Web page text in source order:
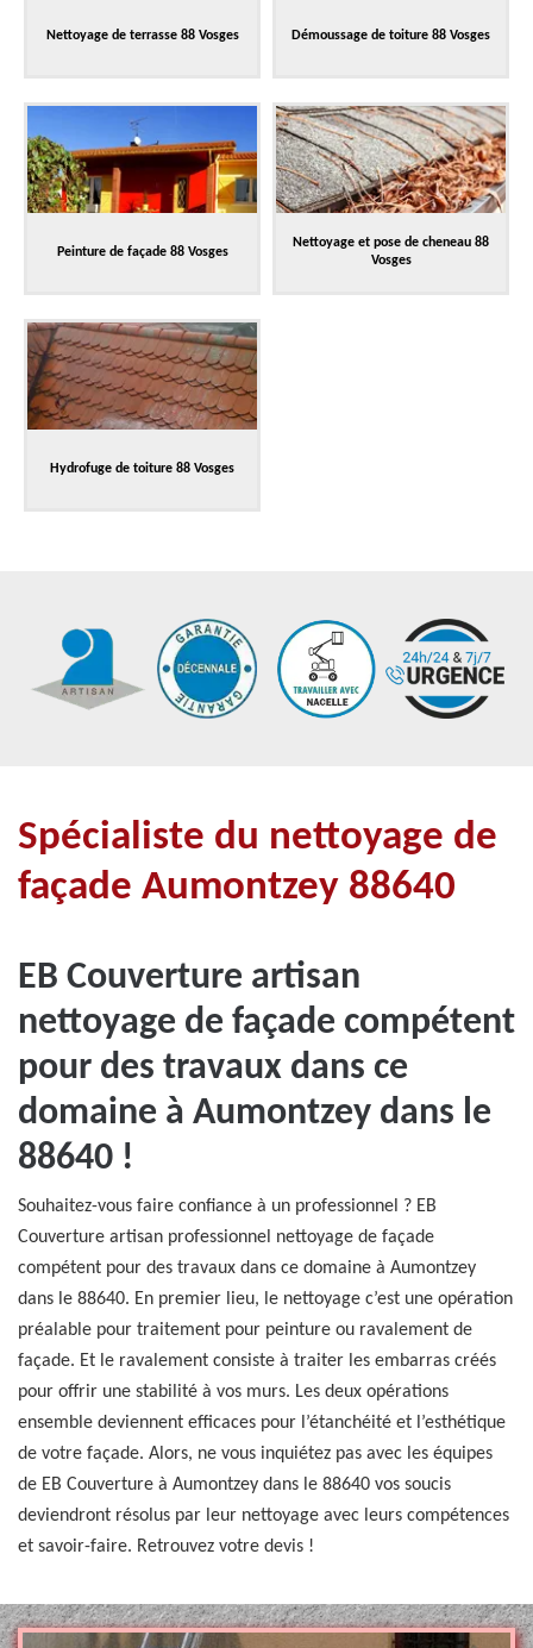
Nettoyage de terrasse 88 Vosges Démoussage de toiture 88 Vosges
Peinture de façade 88 Vosges
Nettoyage et pose de cheneau 88
Vosges
Hydrofuge de toiture 88 Vosges
Spécialiste du nettoyage de
façade Aumontzey 88640
EB Couverture artisan
nettoyage de façade compétent
pour des travaux dans ce
domaine à Aumontzey dans le
88640 !
Souhaitez-vous faire confiance à un professionnel ? EB
Couverture artisan professionnel nettoyage de façade
compétent pour des travaux dans ce domaine à Aumontzey
dans le 88640. En premier lieu, le nettoyage c’est une opération
préalable pour traitement pour peinture ou ravalement de
façade. Et le ravalement consiste à traiter les embarras créés
pour offrir une stabilité à vos murs. Les deux opérations
ensemble deviennent efficaces pour l’étanchéité et l’esthétique
de votre façade. Alors, ne vous inquiétez pas avec les équipes
de EB Couverture à Aumontzey dans le 88640 vos soucis
deviendront résolus par leur nettoyage avec leurs compétences
et savoir-faire. Retrouvez votre devis !